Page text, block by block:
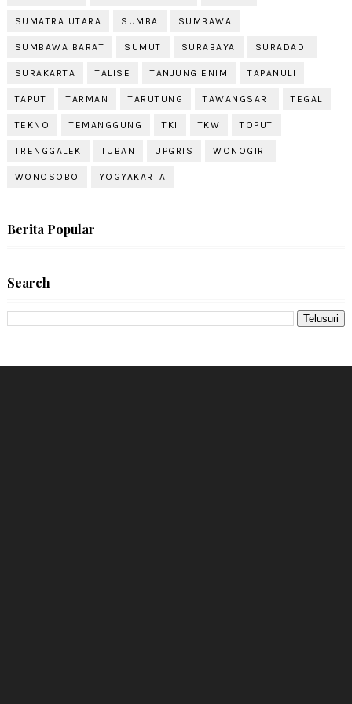
SUMATRA UTARA SUMBA SUMBAWA
SUMBAWA BARAT SUMUT SURABAYA SURADADI
SURAKARTA TALISE TANJUNG ENIM TAPANULI
TAPUT TARMAN TARUTUNG TAWANGSARI TEGAL
TEKNO TEMANGGUNG TKI TKW TOPUT
TRENGGALEK TUBAN UPGRIS WONOGIRI
WONOSOBO YOGYAKARTA
Berita Popular
Search